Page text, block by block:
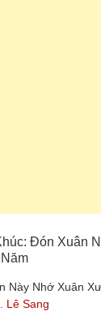
Đón Xuân
Này Nhớ Xuân
Lê Sang